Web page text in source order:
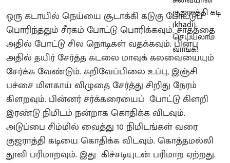
ஒரு கடாயில் நெய்யை சூடாக்கி கடுகு போட்டுப்
பொரிந்ததும் சீரகம் போட்டு பொரிக்கவும். சாதத்தை
அதில் போட்டு சில நொடிகள் வதக்கவும். பின்பு
அதில் தயிர் சேர்த்த கடலை மாவுக் கலவையையும்
சேர்க்க வேண்டும். கறிவேப்பிலை உப்பு, இஞ்சி
பச்சை மிளகாய் விழுதை சேர்த்து சிறிது நேரம்
கிளறவும். பின்னர் சர்க்கரையைப் போட்டு கிளறி
இரண்டு நிமிடம் நன்றாக கொதிக்க விடவும்.
அடுப்பை சிம்மில் வைத்து 10 நிமிடங்கள் வரை
குஜராத்தி கடியை கொதிக்க விடவும். கொத்தமல்லி
தூவி பரிமாறவும். இது கிச்சடியுடன் பரிமாற ஏற்றது.